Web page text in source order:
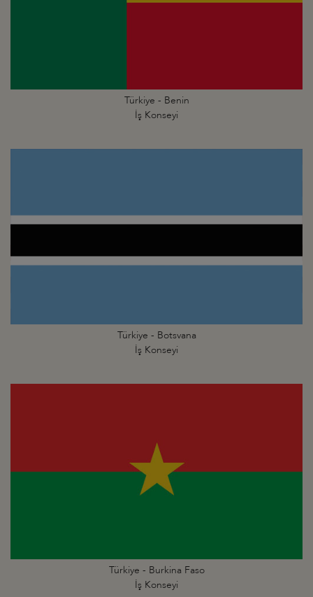
Türkiye - Benin
İş Konseyi
Türkiye - Botsvana
İş Konseyi
Türkiye - Burkina Faso
İş Konseyi